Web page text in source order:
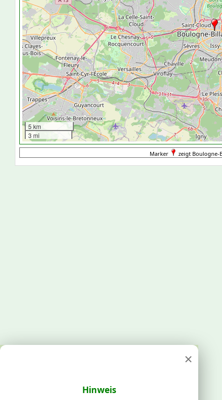
5 km
3 mi
Marker zeigt Boulogne-
×
Hinweis